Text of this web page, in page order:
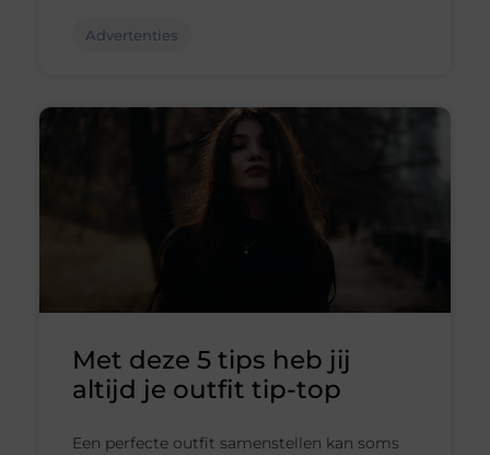
Advertenties
Met deze 5 tips heb jij
altijd je outfit tip-top
Een perfecte outfit samenstellen kan soms